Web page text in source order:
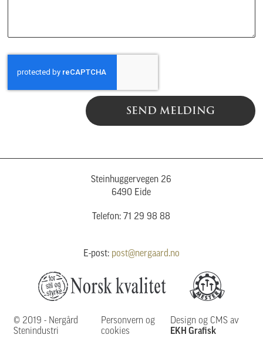
SEND MELDING
Steinhuggervegen 26
6490 Eide
Telefon: 71 29 98 88
E-post: post@nergaard.no
© 2019 - Nergård
Stenindustri
Personvern og
cookies
Design og CMS av
EKH Grafisk